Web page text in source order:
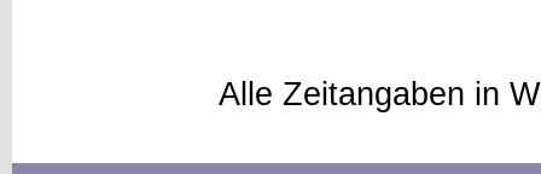
Alle Zeitangaben in